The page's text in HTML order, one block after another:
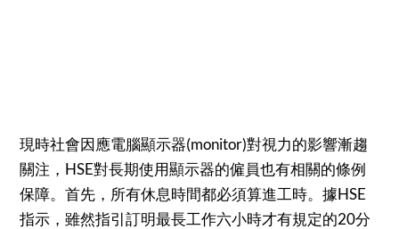
現時社會因應電腦顯示器(monitor)對視力的影響漸趨
關注，HSE對長期使用顯示器的僱員也有相關的條例
保障。首先，所有休息時間都必須算進工時。據HSE
指示，雖然指引訂明最長工作六小時才有規定的20分